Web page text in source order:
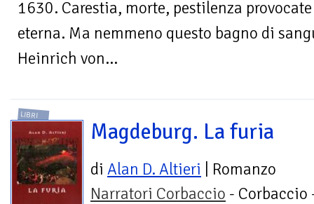
1630. Carestia, morte, pestilenza
eterna. Ma nemmeno questo bagno di
Heinrich von...
LIBRI
Magdeburg. La furia
di Alan D. Altieri | Romanzo
Narratori Corbaccio - Corbaccio